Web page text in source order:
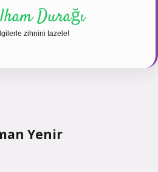
Durağı
zihnini tazele!
Yenir